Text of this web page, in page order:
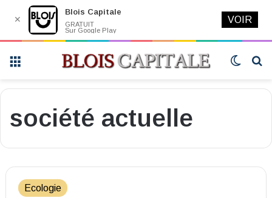
Switch
société actuelle
Ecologie
✕
Blois Capitale
GRATUIT
Sur Google Play
VOIR